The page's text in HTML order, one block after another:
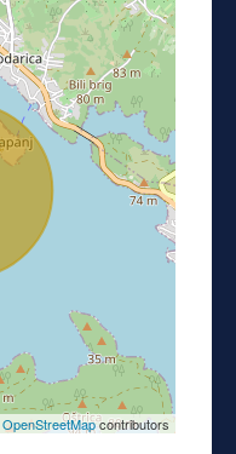
OpenStreetMapcontributors